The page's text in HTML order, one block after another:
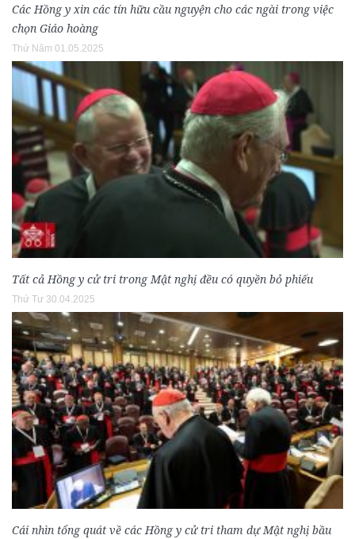
Các Hồng y xin các tín hữu cầu nguyện cho các ngài trong việc
chọn Giáo hoàng
Thứ Năm 01.05.2025
Tất cả Hồng y cử tri trong Mật nghị đều có quyền bỏ phiếu
Thứ Tư 30.04.2025
Cái nhìn tổng quát về các Hồng y cử tri tham dự Mật nghị bầu